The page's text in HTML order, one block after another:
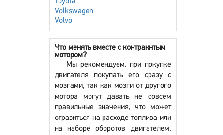
Volkswagen
Volvo
Что менять вместе с контракнтым
мотором?
Мы рекомендуем, при покупке
двигателя покупать его сразу с
мозгами, так как мозги от другого
мотора могут давать не совсем
правильные значения, что может
отразиться на расходе топлива или
на наборе оборотов двигателем.